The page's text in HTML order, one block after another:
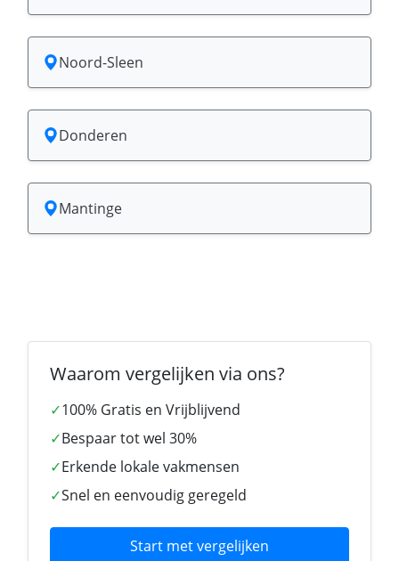
Noord-Sleen
Donderen
Mantinge
Waarom vergelijken via ons?
✓100% Gratis en Vrijblijvend
✓Bespaar tot wel 30%
✓Erkende lokale vakmensen
✓Snel en eenvoudig geregeld
Start met vergelijken